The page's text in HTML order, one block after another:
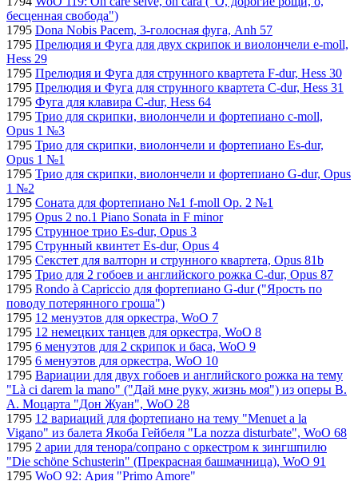
бесценная свобода")
1795 Dona Nobis Pacem, 3-голосная фуга, Anh 57
1795 Прелюдия и Фуга для двух скрипок и виолончели e-moll,
Hess 29
1795 Прелюдия и Фуга для струнного квартета F-dur, Hess 30
1795 Прелюдия и Фуга для струнного квартета C-dur, Hess 31
1795 Фуга для клавира C-dur, Hess 64
1795 Трио для скрипки, виолончели и фортепиано c-moll,
Opus 1 №3
1795 Трио для скрипки, виолончели и фортепиано Es-dur,
Opus 1 №1
1795 Трио для скрипки, виолончели и фортепиано G-dur, Opus
1 №2
1795 Соната для фортепиано №1 f-moll Op. 2 №1
1795 Opus 2 no.1 Piano Sonata in F minor
1795 Струнное трио Es-dur, Opus 3
1795 Струнный квинтет Es-dur, Opus 4
1795 Секстет для валторн и струнного квартета, Opus 81b
1795 Трио для 2 гобоев и английского рожка C-dur, Opus 87
1795 Rondo à Capriccio для фортепиано G-dur ("Ярость по
поводу потерянного гроша")
1795 12 менуэтов для оркестра, WoO 7
1795 12 немецких танцев для оркестра, WoO 8
1795 6 менуэтов для 2 скрипок и баса, WoO 9
1795 6 менуэтов для оркестра, WoO 10
1795 Вариации для двух гобоев и английского рожка на тему
"Là ci darem la mano" ("Дай мне руку, жизнь моя") из оперы В.
А. Моцарта "Дон Жуан", WoO 28
1795 12 вариаций для фортепиано на тему "Menuet a la
Vigano" из балета Якоба Гейбеля "La nozza disturbate", WoO 68
1795 2 арии для тенора/сопрано с оркестром к зингшпилю
"Die schöne Schusterin" (Прекрасная башмачница), WoO 91
1795 WoO 92: Ария "Primo Amore"